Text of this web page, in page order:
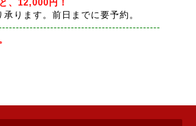
、12,000円！
ります。前日までに要予約。
---------------